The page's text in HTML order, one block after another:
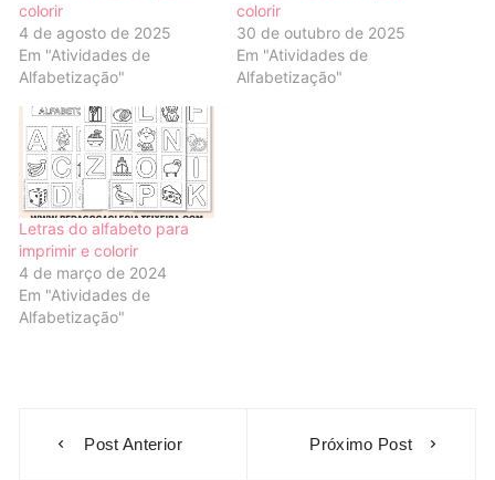
colorir
4 de agosto de 2025
Em "Atividades de
Alfabetização"
colorir
30 de outubro de 2025
Em "Atividades de
Alfabetização"
Letras do alfabeto para
imprimir e colorir
4 de março de 2024
Em "Atividades de
Alfabetização"
Post Anterior Próximo Post